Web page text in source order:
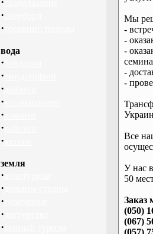
·
·
вода
·
·
·
·
·
·
·
земля
·
·
·
·
·
Мы
-
-
-
-
-
Все
У нас
50
Заказ
(050)
(067)
(057)